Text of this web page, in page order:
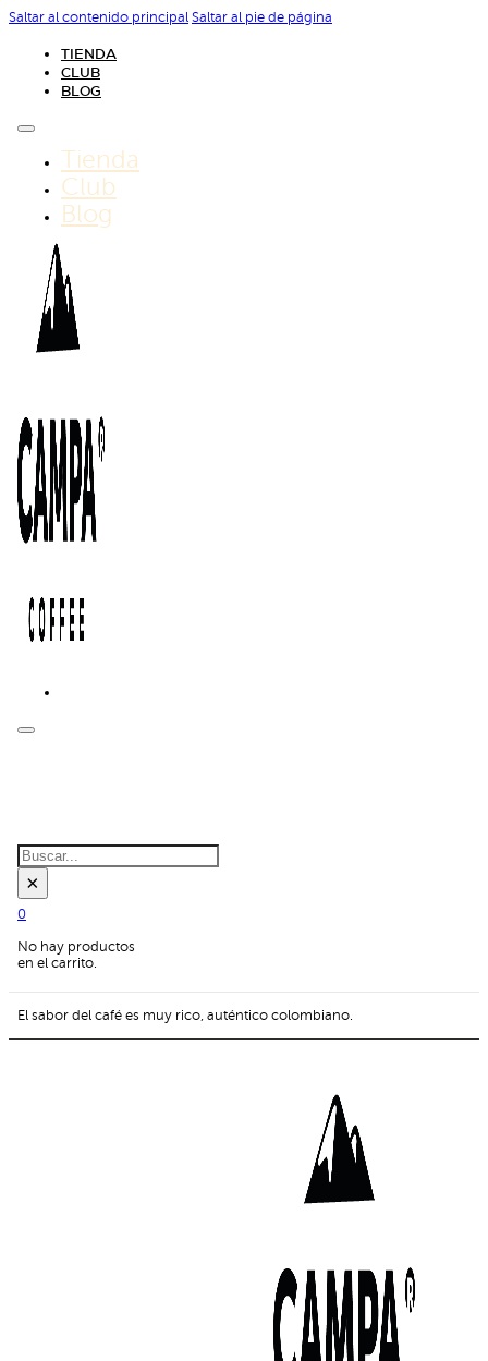
Saltar al contenido principal Saltar al pie de página
TIENDA
CLUB
BLOG
Tienda
Club
Blog
Buscar
×
0
No hay productos
en el carrito.
El sabor del café es muy rico, auténtico colombiano.